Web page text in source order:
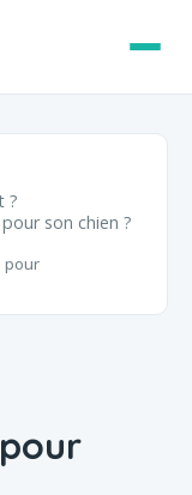
?
son chien ?
pour